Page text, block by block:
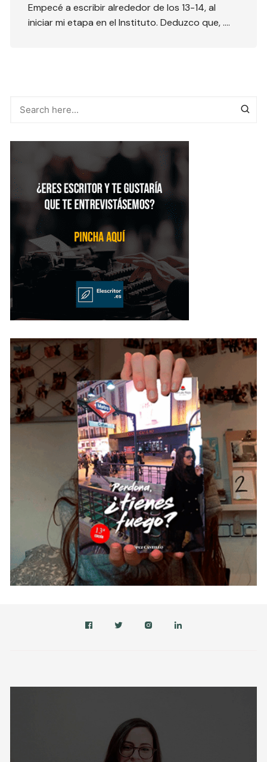
Empecé a escribir alrededor de los 13-14, al
iniciar mi etapa en el Instituto. Deduzco que, ….